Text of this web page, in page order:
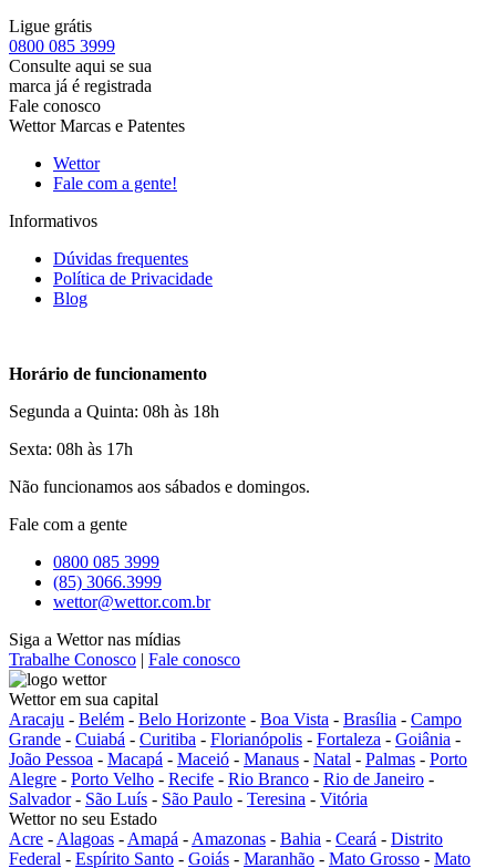
Ligue grátis
0800 085 3999
Consulte aqui se sua
marca já é registrada
Fale conosco
Wettor Marcas e Patentes
Wettor
Fale com a gente!
Informativos
Dúvidas frequentes
Política de Privacidade
Blog
Horário de funcionamento
Segunda a Quinta: 08h às 18h
Sexta: 08h às 17h
Não funcionamos aos sábados e domingos.
Fale com a gente
0800 085 3999
(85) 3066.3999
wettor@wettor.com.br
Siga a Wettor nas mídias
Trabalhe Conosco | Fale conosco
Wettor em sua capital
Aracaju - Belém - Belo Horizonte - Boa Vista - Brasília - Campo
Grande - Cuiabá - Curitiba - Florianópolis - Fortaleza - Goiânia -
João Pessoa - Macapá - Maceió - Manaus - Natal - Palmas - Porto
Alegre - Porto Velho - Recife - Rio Branco - Rio de Janeiro -
Salvador- São Luís - São Paulo - Teresina - Vitória
Wettor no seu Estado
Acre - Alagoas - Amapá - Amazonas - Bahia - Ceará - Distrito
Federal - Espírito Santo - Goiás - Maranhão - Mato Grosso - Mato